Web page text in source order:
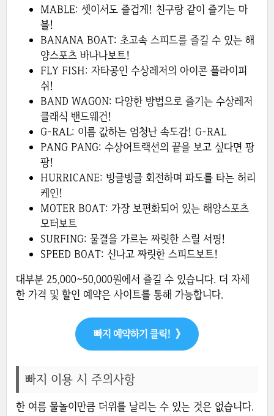
MABLE: 셋이서도 즐겁게! 친구랑 같이 즐기는 마
블!
BANANA BOAT: 초고속 스피드를 즐길 수 있는 해
양스포츠 바나나보트!
FLY FISH: 자타공인 수상레저의 아이콘 플라이피
쉬!
BAND WAGON: 다양한 방법으로 즐기는 수상레저
클래식 밴드웨건!
G-RAL: 이름 값하는 엄청난 속도감! G-RAL
PANG PANG: 수상어트랙션의 끝을 보고 싶다면 팡
팡!
HURRICANE: 빙글빙글 회전하며 파도를 타는 허리
케인!
MOTER BOAT: 가장 보편화되어 있는 해양스포츠
모터보트
SURFING: 물결을 가르는 짜릿한 스릴 서핑!
SPEED BOAT: 신나고 짜릿한 스피드보트!
대부분 25,000~50,000원에서 즐길 수 있습니다. 더 자세
한 가격 및 할인 예약은 사이트를 통해 가능합니다.
빠지 예약하기 클릭! 》
빠지 이용 시 주의사항
한 여름 물놀이만큼 더위를 날리는 수 있는 것은 없습니다.